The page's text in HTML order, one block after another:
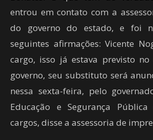
entrou em contato com a
do governo do estado, e foi
seguintes afirmações: Vicente
cargo, isso já estava previsto
governo, seu substituto será
nessa sexta-feira, pelo
Educação e Segurança
cargos, disse a assessoria de